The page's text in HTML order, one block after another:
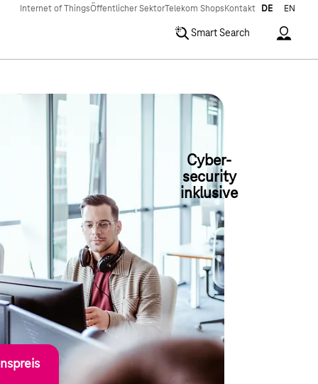
Internet of ThingsÖffentlicher SektorTelekom Shops Kontakt DE EN
Smart Search
Cyber-
security
inklusive